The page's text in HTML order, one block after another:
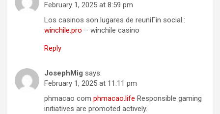
February 1, 2025 at 8:59 pm
Los casinos son lugares de reuniГіn social.:
winchile.pro – winchile casino
Reply
JosephMig says:
February 1, 2025 at 11:11 pm
phmacao com phmacao.life Responsible gaming
initiatives are promoted actively.